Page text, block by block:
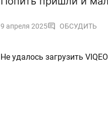
9 апреля 2025 ОБСУДИТЬ
Не удалось загрузить VIQEO